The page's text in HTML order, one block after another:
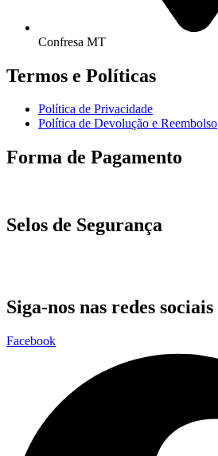
Confresa MT
Termos e Políticas
Política de Privacidade
Política de Devolução e Reembolso
Forma de Pagamento
Selos de Segurança
Siga-nos nas redes sociais
Facebook